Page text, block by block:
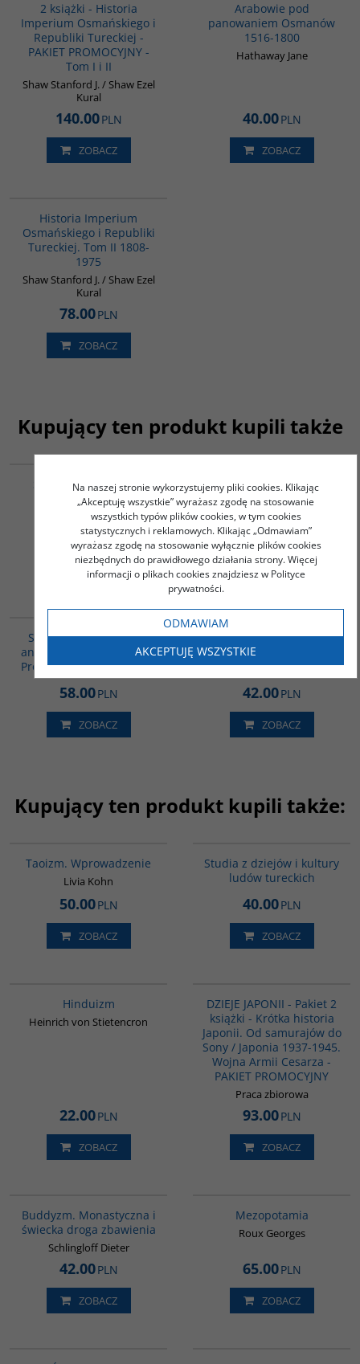
2 książki - Historia
Imperium Osmańskiego i
Republiki Tureckiej -
PAKIET PROMOCYJNY -
Tom I i II
Shaw Stanford J. / Shaw Ezel
Kural
140.00PLN
ZOBACZ
Arabowie pod
panowaniem Osmanów
1516-1800
Hathaway Jane
40.00PLN
ZOBACZ
Historia Imperium
Osmańskiego i Republiki
Tureckiej. Tom II 1808-
1975
Shaw Stanford J. / Shaw Ezel
Kural
78.00PLN
ZOBACZ
Kupujący ten produkt kupili także
G288
Sztuka i Architektura
Islamu 650-1250
Grabar Oleg
110.00PLN
ZOBACZ
G064
GEOPOLITYKA
ŚRÓDZIEMNOMORZA
Lacoste Yves
29.00PLN
ZOBACZ
G281
Studies in Oriental Art
and Culture in Honour of
Professor Tadeusz Majda
58.00PLN
ZOBACZ
00074G
Życie codzienne w
Stambule
Yildirim Magdalena
42.00PLN
ZOBACZ
Kupujący ten produkt kupili także:
Taoizm. Wprowadzenie
Livia Kohn
50.00PLN
ZOBACZ
Studia z dziejów i kultury
ludów tureckich
40.00PLN
ZOBACZ
Hinduizm
Heinrich von Stietencron
22.00PLN
ZOBACZ
DZIEJE JAPONII - Pakiet 2
książki - Krótka historia
Japonii. Od samurajów do
Sony / Japonia 1937-1945.
Wojna Armii Cesarza -
PAKIET PROMOCYJNY
Praca zbiorowa
93.00PLN
ZOBACZ
Buddyzm. Monastyczna i
świecka droga zbawienia
Schlingloff Dieter
42.00PLN
ZOBACZ
Mezopotamia
Roux Georges
65.00PLN
ZOBACZ
Na naszej stronie wykorzystujemy pliki cookies. Klikając
„Akceptuję wszystkie” wyrażasz zgodę na stosowanie
wszystkich typów plików cookies, w tym cookies
statystycznych i reklamowych. Klikając „Odmawiam”
wyrażasz zgodę na stosowanie wyłącznie plików cookies
niezbędnych do prawidłowego działania strony. Więcej
informacji o plikach cookies znajdziesz w Polityce
prywatności.
ODMAWIAM
AKCEPTUJĘ WSZYSTKIE